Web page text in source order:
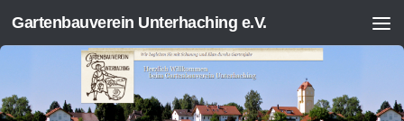
Zum Inhalt springen
Gartenbauverein Unterhaching e.V.